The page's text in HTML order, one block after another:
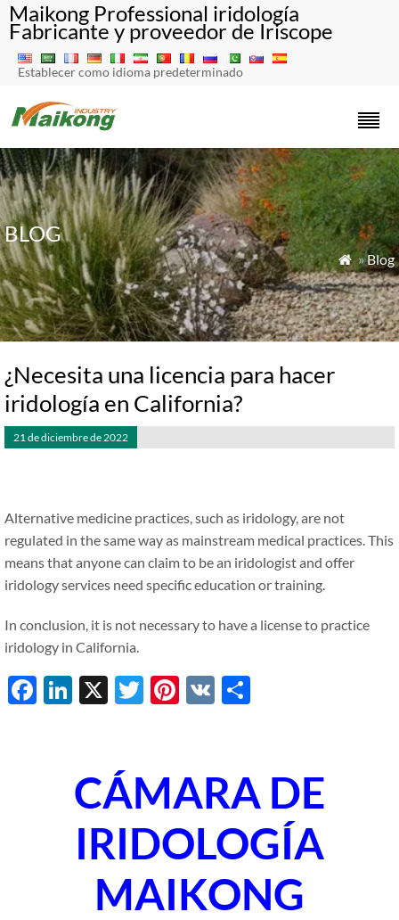
Maikong Professional iridología
Fabricante y proveedor de Iriscope
Establecer como idioma predeterminado
BLOG
 »Blog
¿Necesita una licencia para hacer
iridología en California?
21 de diciembre de 2022
Alternative medicine practices, such as iridology, are not
regulated in the same way as mainstream medical practices. This
means that anyone can claim to be an iridologist and offer
iridology services need specific education or training.
In conclusion, it is not necessary to have a license to practice
iridology in California.
Facebook
LinkedIn
X Twitter
Pinterest
VK
CÁMARA DE
IRIDOLOGÍA
MAIKONG